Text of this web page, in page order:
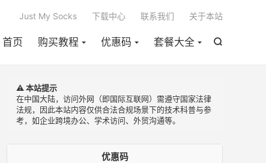

首页 购买教程 优惠码 套餐大全
Just My Socks 下载中心 联系我们 关于本站
⚠️ 本站提示
在中国大陆，访问外网（即国际互联网）需遵守国家法律
法规，因此本站内容仅供合法合规场景下的技术科普与参
考，如企业跨境办公、学术访问、外贸沟通等。
优惠码